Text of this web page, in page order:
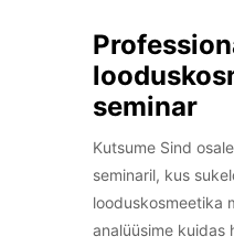
seminar
Kutsume Sind
seminaril, kus
looduskosmeetika
analüüsime kuidas